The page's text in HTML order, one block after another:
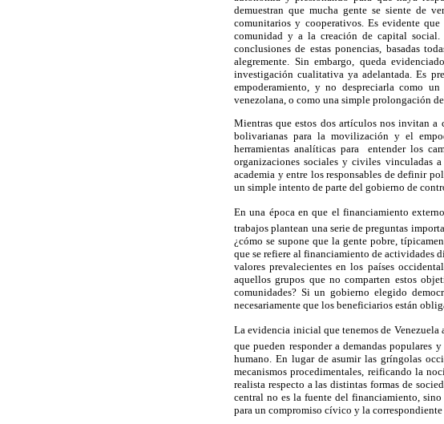
demuestran que mucha gente se siente de
comunitarios y cooperativos. Es evidente
comunidad y a la creación de capital social.
conclusiones de estas ponencias, basadas
alegremente. Sin embargo, queda
investigación cualitativa ya adelantada. Es
empoderamiento, y no despreciarla como
venezolana, o como una simple prolongación
Mientras que estos dos artículos nos invitan a
bolivarianas para la movilización y el
herramientas analíticas para entender los
organizaciones sociales y civiles vinculadas
academia y entre los responsables de definir
un simple intento de parte del gobierno de
En una época en que el financiamiento
trabajos plantean una serie de preguntas
¿cómo se supone que la gente pobre,
que se refiere al financiamiento de actividades
valores prevalecientes en los países
aquellos grupos que no comparten estos
comunidades? Si un gobierno elegido
necesariamente que los beneficiarios están
La evidencia inicial que tenemos de Venezuela
que pueden responder a demandas
humano. En lugar de asumir las gríngolas
mecanismos procedimentales, reificando la
realista respecto a las distintas formas de
central no es la fuente del financiamiento,
para un compromiso cívico y la